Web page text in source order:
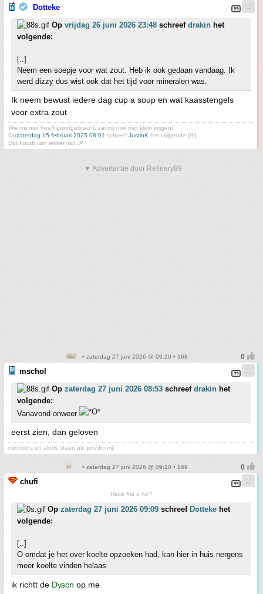
Dotteke
Op vrijdag 26 juni 2026 23:48 schreef drakin het
volgende:
[..]
Neem een soepje voor wat zout. Heb ik ook gedaan vandaag. Ik
werd dizzy dus wist ook dat het tijd voor mineralen was.
Ik neem bewust iedere dag cup a soup en wat kaasstengels
voor extra zout
Wie mij niet heeft grootgebracht, zal mij ook niet klein krijgen!
Opzaterdag 15 februari 2025 08:01 schreef JustinK het volgende:[/b]
Dot houdt van lekker vlot :P
▼ Advertentie door Refinery89
• zaterdag 27 juni 2026 @ 09:10 • 168
mschol
Op zaterdag 27 juni 2026 08:53 schreef drakin het
volgende:
Vanavond onweer
eerst zien, dan geloven
mentions en alerts staan uit, pm/dm mij
• zaterdag 27 juni 2026 @ 09:10 • 169
chufi
Hace frio o no?
Op zaterdag 27 juni 2026 09:09 schreef Dotteke het
volgende:
[..]
O omdat je het over koelte opzoeken had, kan hier in huis nergens
meer koelte vinden helaas
ik richtt de Dyson op me